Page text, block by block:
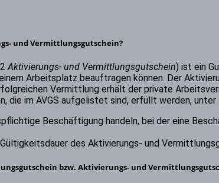
und Vermittlungsgutschein?
Aktivierungs- und Vermittlungsgutschein) ist ein
Arbeitsplatz beauftragen können. Der
Vermittlung erhält der private
die im AVGS aufgelistet sind, erfüllt werden, unter
Beschäftigung handeln, bei der eine
des Aktivierungs- und
bzw. Aktivierungs- und